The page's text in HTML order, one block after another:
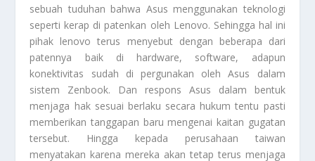
sebuah tuduhan bahwa Asus menggunakan teknologi
seperti kerap di patenkan oleh Lenovo. Sehingga hal ini
pihak lenovo terus menyebut dengan beberapa dari
patennya baik di hardware, software, adapun
konektivitas sudah di pergunakan oleh Asus dalam
sistem Zenbook. Dan respons Asus dalam bentuk
menjaga hak sesuai berlaku secara hukum tentu pasti
memberikan tanggapan baru mengenai kaitan gugatan
tersebut. Hingga kepada perusahaan taiwan
menyatakan karena mereka akan tetap terus menjaga